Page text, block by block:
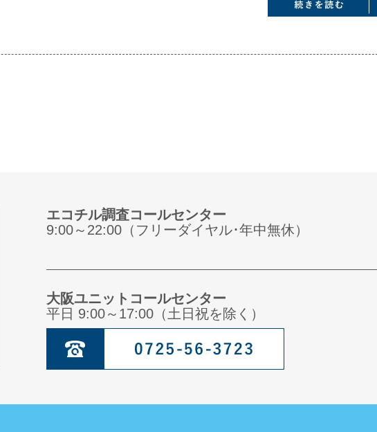
エコチル調査コールセンター
9:00～22:00（フリーダイヤル･年中無休）
大阪ユニットコールセンター
平日 9:00～17:00（土日祝を除く）